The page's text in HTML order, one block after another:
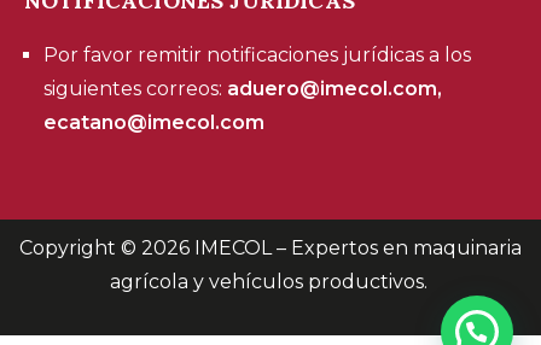
Por favor remitir notificaciones jurídicas a los
siguientes correos: aduero@imecol.com,
ecatano@imecol.com
Copyright © 2026 IMECOL – Expertos en maquinaria
agrícola y vehículos productivos.